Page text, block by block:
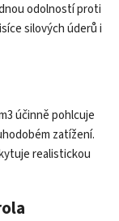
odolností proti
silových úderů i
účinně pohlcuje
zatížení.
realistickou